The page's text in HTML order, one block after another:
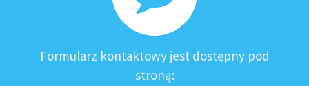
Formularz kontaktowy jest dostępny pod
stroną: